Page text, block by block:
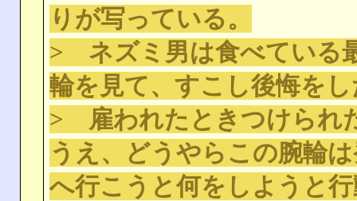
りが写っている。
> ネズミ男は食べている
輪を見て、すこし後悔を
> 雇われたときつけられ
うえ、どうやらこの腕輪
へ行こうと何をしようと